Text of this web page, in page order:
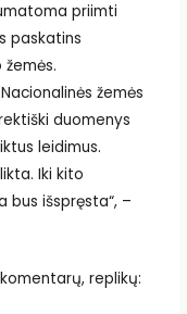
priimti
paskatins
žemės
duomenys
leidimus.
Iki kito
bus išspręsta“, –
replikų: